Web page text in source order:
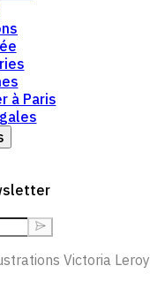
à Paris
Victoria Leroy